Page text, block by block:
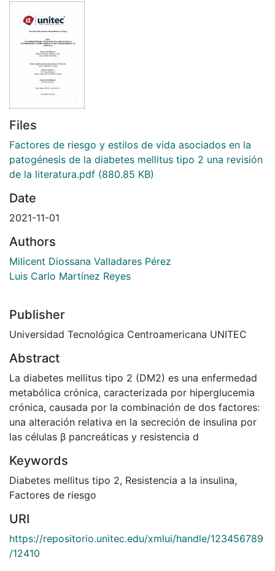
Files
Factores de riesgo y estilos de vida asociados en la
patogénesis de la diabetes mellitus tipo 2 una revisión
de la literatura.pdf (880.85 KB)
Date
2021-11-01
Authors
Milicent Diossana Valladares Pérez
Luis Carlo Martínez Reyes
Publisher
Universidad Tecnológica Centroamericana UNITEC
Abstract
La diabetes mellitus tipo 2 (DM2) es una enfermedad
metabólica crónica, caracterizada por hiperglucemia
crónica, causada por la combinación de dos factores:
una alteración relativa en la secreción de insulina por
las células β pancreáticas y resistencia d
Keywords
Diabetes mellitus tipo 2, Resistencia a la insulina,
Factores de riesgo
URI
https://repositorio.unitec.edu/xmlui/handle/123456789
/12410